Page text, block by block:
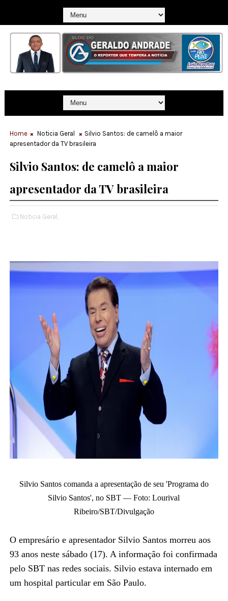
Home Noticia Geral
Silvio Santos: de camelô a maior
apresentador da TV brasileira
Silvio Santos: de camelô a maior
apresentador da TV brasileira
Noticia Geral,
Silvio Santos comanda a apresentação de seu 'Programa do
Silvio Santos', no SBT — Foto: Lourival
Ribeiro/SBT/Divulgação
O empresário e apresentador Silvio Santos morreu aos
93 anos neste sábado (17). A informação foi confirmada
pelo SBT nas redes sociais. Silvio estava internado em
um hospital particular em São Paulo.